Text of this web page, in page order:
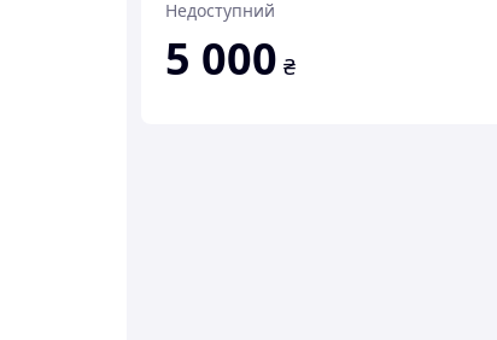
Недоступний
5 000 ₴